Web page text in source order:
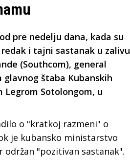
pre nedelju dana, kada su
i tajni sastanak u zalivu
(Southcom), general
glavnog štaba Kubanskih
Legrom Sotolongom, u
o "kratkoj razmeni" o
je kubansko ministarstvo
"pozitivan sastanak".